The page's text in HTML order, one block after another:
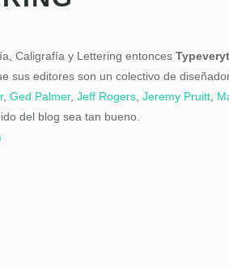
Caligrafía y Lettering entonces
sus editores son un colectivo de
, Ged Palmer, Jeff Rogers Jeremy Pruitt
del blog sea tan bueno.